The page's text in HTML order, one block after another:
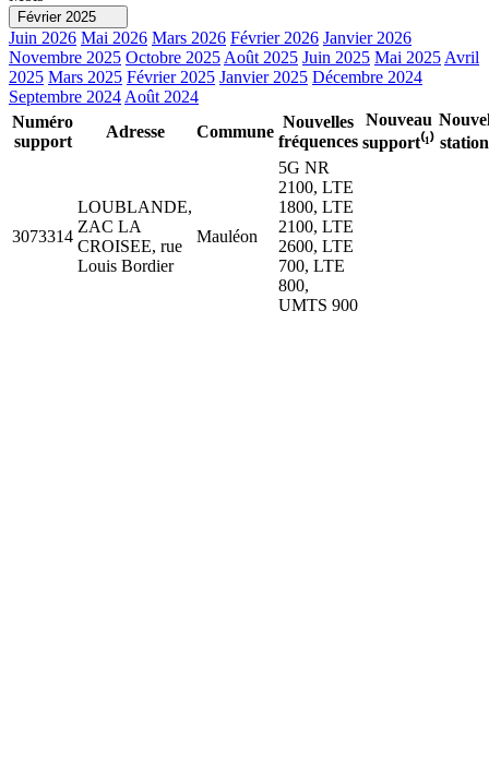
Février 2025
Juin 2026 Mai 2026 Mars 2026 Février 2026 Janvier 2026
Novembre 2025 Octobre 2025 Août 2025 Juin 2025 Mai 2025 Avril
2025 Mars 2025 Février 2025 Janvier 2025 Décembre 2024
Septembre 2024 Août 2024
Numéro
support
Adresse Commune
Nouvelles
fréquences
Nouveau
support⁽¹⁾
3073314
LOUBLANDE,
ZAC LA
CROISEE, rue
Louis Bordier
Mauléon
5G NR
2100, LTE
1800, LTE
2100, LTE
2600, LTE
700, LTE
800,
UMTS 900